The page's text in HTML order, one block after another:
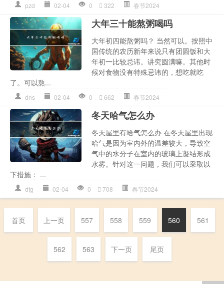
pzd 02-04 0 322 春节2024
大年三十能熬粥喝吗
大年初四能熬粥吗？ 当然可以。按照中
国传统的农历新年来说只有团圆饭和大
年初一比较忌讳。讲究圆满嘛。其他时
候对食物没有特殊忌讳的，想吃就吃
了。可以熬...
dns 02-04 0 662 春节2024
冬天哈气怎么办
冬天屋里有哈气怎么办 在冬天屋里出现
哈气是因为室内外的温差较大，导致空
气中的水分子在室内的玻璃上凝结形成
水雾。针对这一问题，我们可以采取以
下措施： ...
dtg 02-04 0 708 春节2024
首页 上一页 557 558 559 560 561
562 563 下一页 尾页